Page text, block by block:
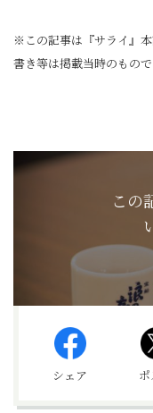
※この記事は『サライ』
書き等は掲載当時のもので
この
シェア